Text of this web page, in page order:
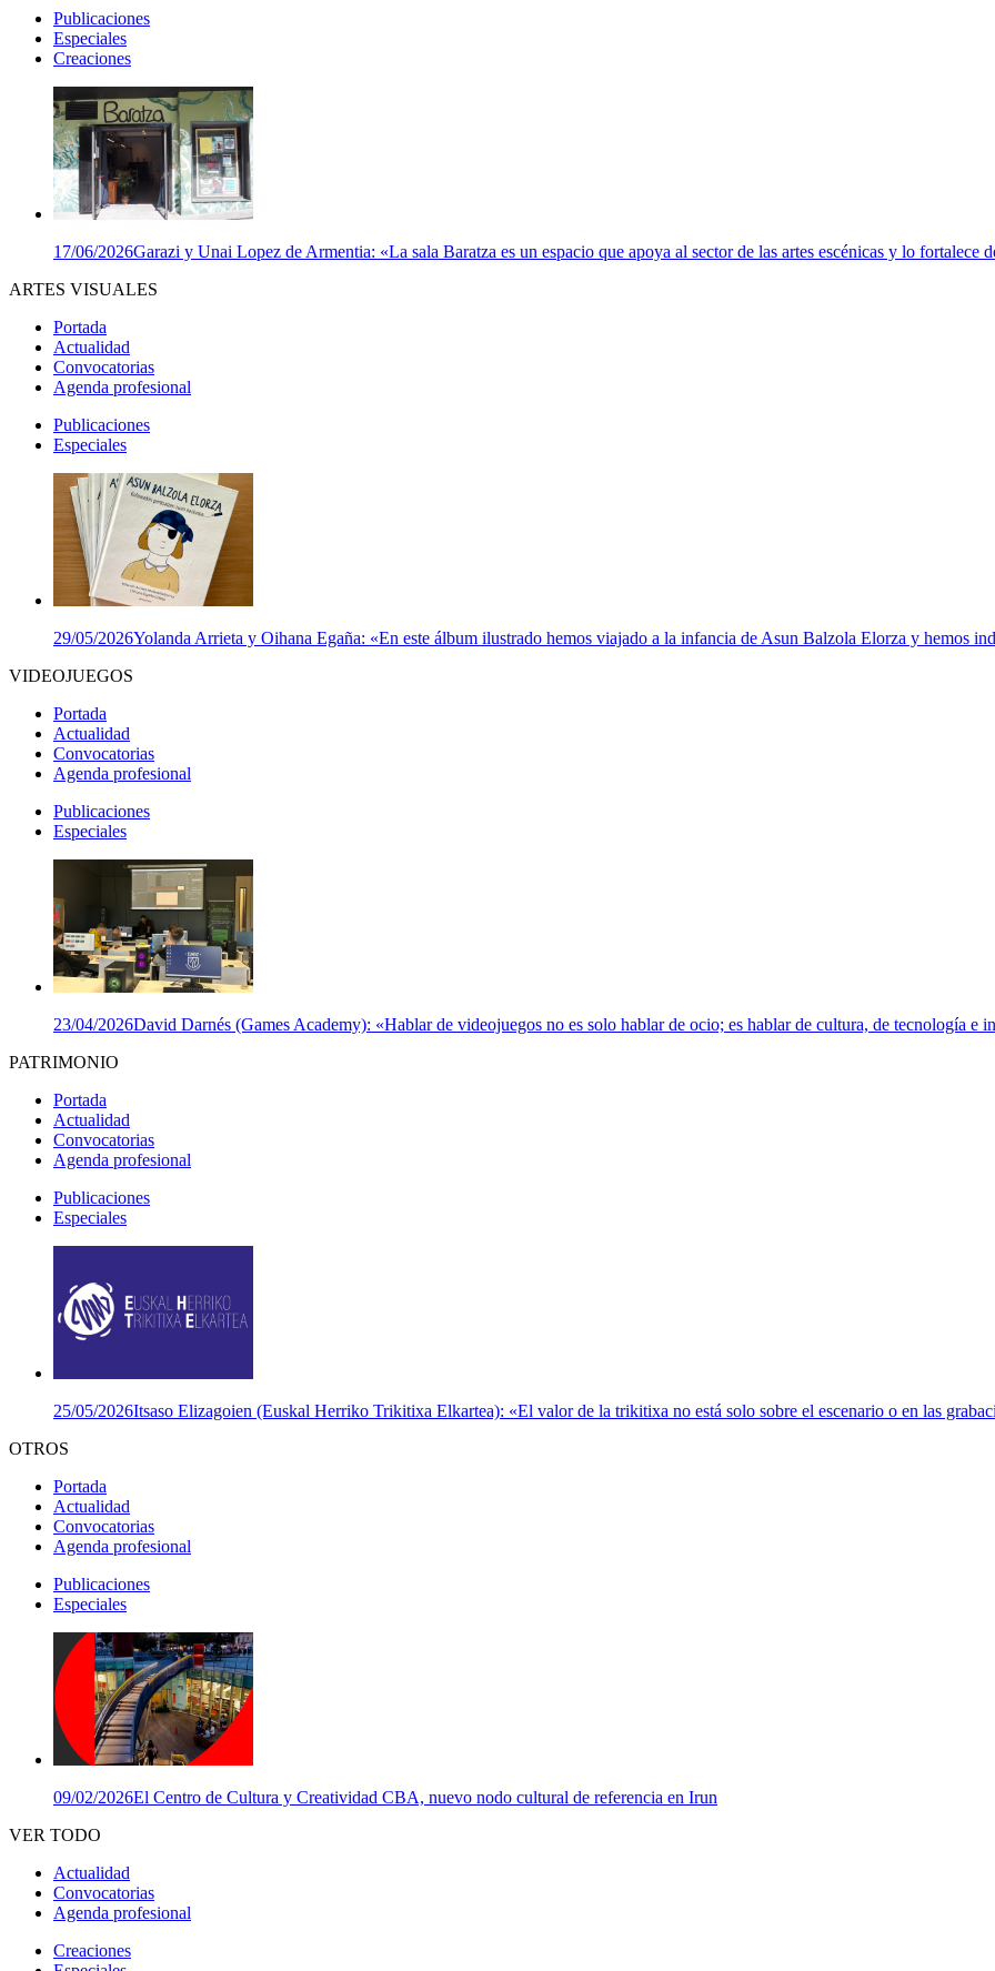
Publicaciones
Especiales
Creaciones
17/06/2026Garazi y Unai Lopez de Armentia: «La sala Baratza es un espacio que apoya al sector de las artes escénicas y lo fortalece
ARTES VISUALES
Portada
Actualidad
Convocatorias
Agenda profesional
Publicaciones
Especiales
29/05/2026Yolanda Arrieta y Oihana Egaña: «En este álbum ilustrado hemos viajado a la infancia de Asun Balzola Elorza y hemos
VIDEOJUEGOS
Portada
Actualidad
Convocatorias
Agenda profesional
Publicaciones
Especiales
23/04/2026David Darnés (Games Academy): «Hablar de videojuegos no es solo hablar de ocio; es hablar de cultura, de tecnología
PATRIMONIO
Portada
Actualidad
Convocatorias
Agenda profesional
Publicaciones
Especiales
25/05/2026Itsaso Elizagoien (Euskal Herriko Trikitixa Elkartea): «El valor de la trikitixa no está solo sobre el escenario o en las
OTROS
Portada
Actualidad
Convocatorias
Agenda profesional
Publicaciones
Especiales
09/02/2026El Centro de Cultura y Creatividad CBA, nuevo nodo cultural de referencia en Irun
VER TODO
Actualidad
Convocatorias
Agenda profesional
Creaciones